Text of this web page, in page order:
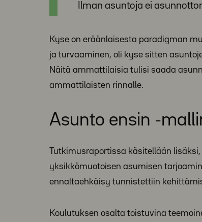
Ilman asuntoja ei
Kyse on eräänlaisesta paradigman
ja turvaaminen, oli kyse sitten
Näitä ammattilaisia tulisi saada
ammattilaisten rinnalle.
Asunto ensin -
Tutkimusraportissa käsitellään
yksikkömuotoisen asumisen
ennaltaehkäisy tunnistettiin
Koulutuksen osalta toistuvina